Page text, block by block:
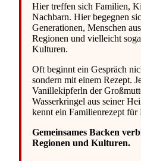
Hier treffen sich Familien,
Nachbarn. Hier begegnen
Generationen, Menschen
Regionen und vielleicht
Kulturen.
Oft beginnt ein Gespräch
sondern mit einem Rezept.
Vanillekipferln der
Wasserkringel aus seiner
kennt ein Familienrezept für
Gemeinsames Backen
Regionen und Kulturen.